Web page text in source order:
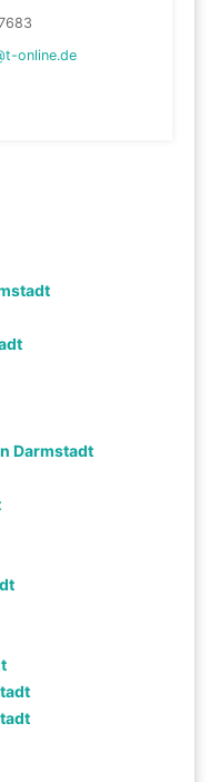
online.de
Darmstadt